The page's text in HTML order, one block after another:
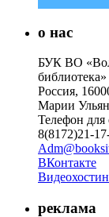
о нас
БУК ВО
библиотека»
Россия,
Марии
Телефон для
8(8172)21-
ВКонтакте
реклама